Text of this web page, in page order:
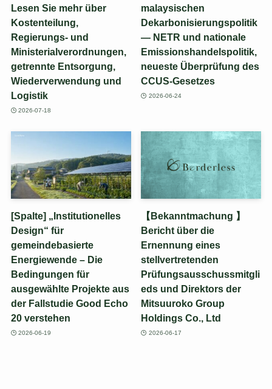
Lesen Sie mehr über
Kostenteilung,
Regierungs- und
Ministerialverordnungen,
getrennte Entsorgung,
Wiederverwendung und
Logistik
2026-07-18
malaysischen
Dekarbonisierungspolitik
— NETR und nationale
Emissionshandelspolitik,
neueste Überprüfung des
CCUS-Gesetzes
2026-06-24
[Spalte] „Institutionelles
Design“ für
gemeindebasierte
Energiewende – Die
Bedingungen für
ausgewählte Projekte aus
der Fallstudie Good Echo
20 verstehen
2026-06-19
【Bekanntmachung 】
Bericht über die
Ernennung eines
stellvertretenden
Prüfungsausschussmitgli
eds und Direktors der
Mitsuuroko Group
Holdings Co., Ltd
2026-06-17